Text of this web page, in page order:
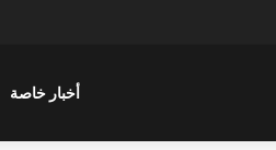
أخبار خاصة